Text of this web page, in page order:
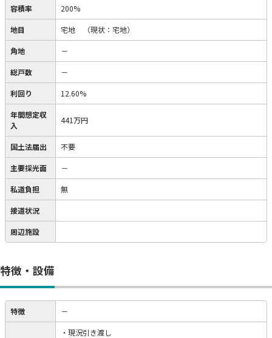
容積率 200%
地目 宅地 （現状：宅地）
角地 －
総戸数 －
利回り 12.60%
年間想定収
入
441万円
国土法届出 不要
主要採光面 －
私道負担 無
接道状況
周辺施設
特徴・設備
特徴 －
・現況引き渡し